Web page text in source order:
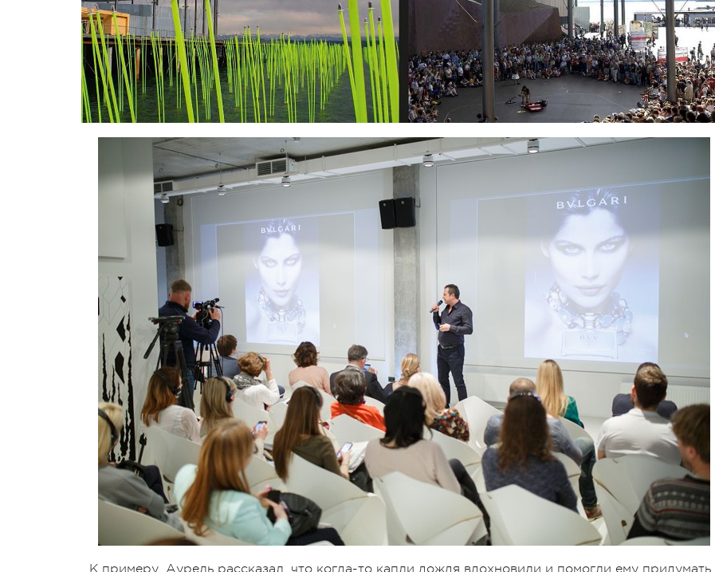
К примеру, Аурель рассказал, что когда-то капли дождя вдохновили и помогли ему придумать